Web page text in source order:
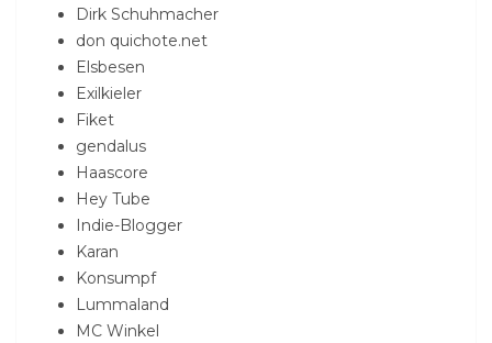
Dirk Schuhmacher
don quichote.net
Elsbesen
Exilkieler
Fiket
gendalus
Haascore
Hey Tube
Indie-Blogger
Karan
Konsumpf
Lummaland
MC Winkel